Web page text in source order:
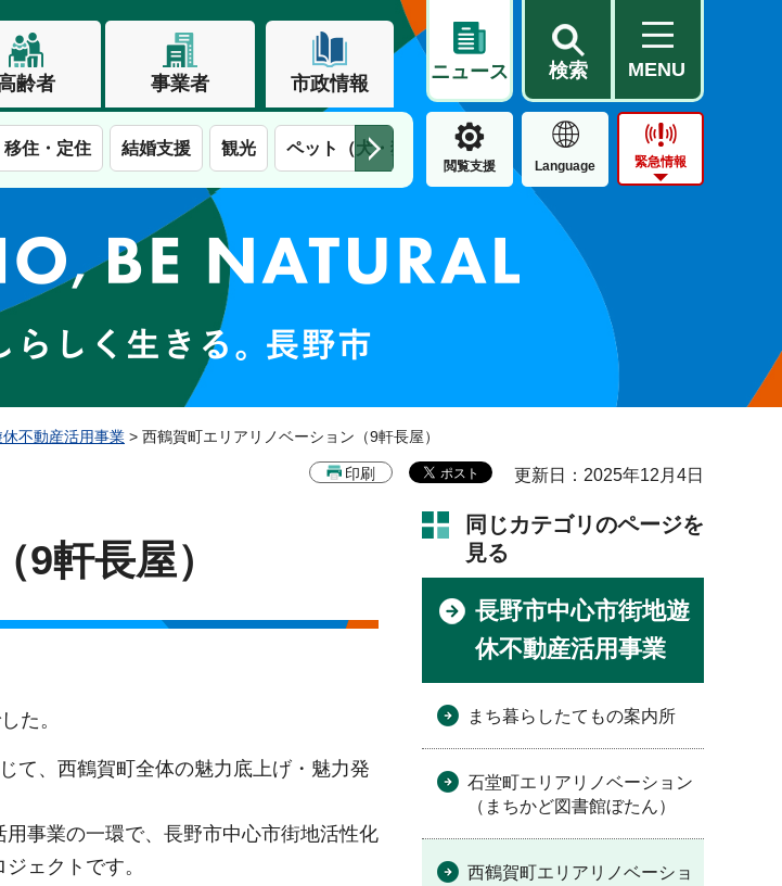
齢者 事業者 市政情報
ニュース 検索 MENU
移住・定住 結婚支援 観光 ペット（犬・猫） 住民票・戸籍 公営住宅
閲覧支援 Language 緊急情報
しらしく生きる。長野市
不動産活用事業 > 西鶴賀町エリアリノベーション（9軒長屋）
印刷 更新日：2025年12月4日
軒長屋）
た。
て、西鶴賀町全体の魅力底上げ・魅力発
事業の一環で、長野市中心市街地活性化
ェクトです。
同じカテゴリのページを
見る
長野市中心市街地遊
休不動産活用事業
まち暮らしたてもの案内所
石堂町エリアリノベーション
（まちかど図書館ぼたん）
西鶴賀町エリアリノベーショ